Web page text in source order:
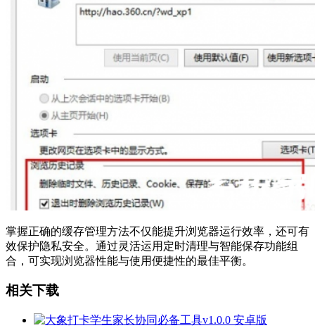
掌握正确的缓存管理方法不仅能提升浏览器运行效率，还可有
效保护隐私安全。通过灵活运用定时清理与智能保存功能组
合，可实现浏览器性能与使用便捷性的最佳平衡。
相关下载